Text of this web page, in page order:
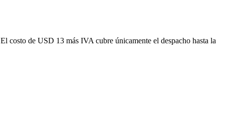
El costo de USD 13 más IVA cubre únicamente el despacho hasta la